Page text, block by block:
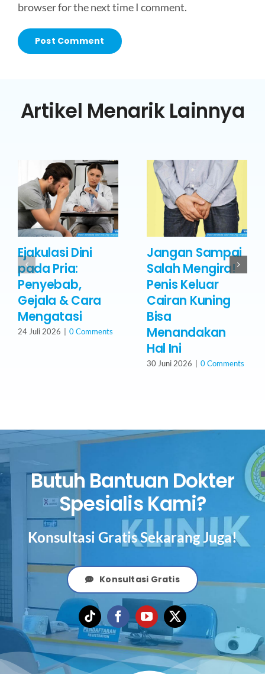
browser for the next time I comment.
Artikel Menarik Lainnya
Ejakulasi Dini
pada Pria:
Penyebab,
Gejala & Cara
Mengatasi
24 Juli 2026 0 Comments
Jangan Sampai
Salah Mengira!
Penis Keluar
Cairan Kuning
Bisa
Menandakan
Hal Ini
30 Juni 2026 0 Comments
Butuh Bantuan Dokter
Spesialis Kami?
Konsultasi Gratis Sekarang Juga!
Konsultasi Gratis